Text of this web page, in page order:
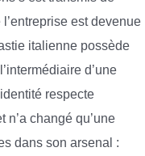
est devenue
italienne possède
d’une
respecte
changé qu’une
dans son arsenal :